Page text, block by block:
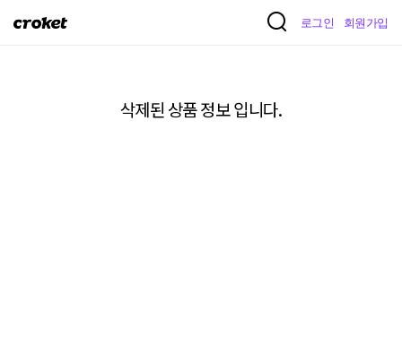
크
로그인 회원가입
삭제된 상품 정보 입니다.